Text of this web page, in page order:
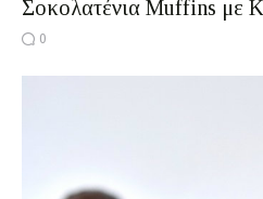
Σοκολατένια Muffins με
0